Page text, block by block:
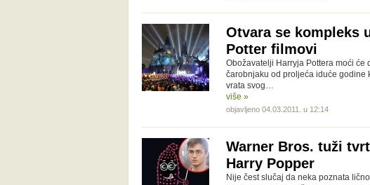
Otvara se kompleks
Potter filmovi
Obožavatelji Harryja Pottera moći će
čarobnjaku od proljeća iduće godine
vrata svog…
više »
objavljeno 04.03.2011. u 12:14
Warner Bros. tuži
Harry Popper
Nije čest slučaj da neka poznata